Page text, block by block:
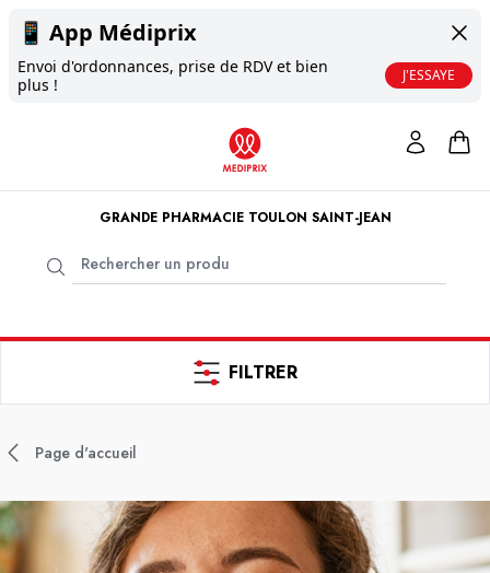
📱 App Médiprix
Envoi d'ordonnances, prise de RDV et bien
plus !
J'ESSAYE
GRANDE PHARMACIE TOULON SAINT-JEAN
FILTRER
Page d'accueil